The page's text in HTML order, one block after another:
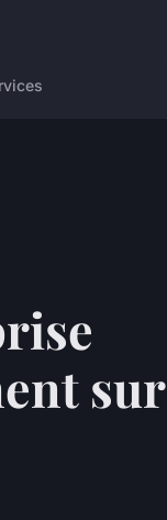
sur